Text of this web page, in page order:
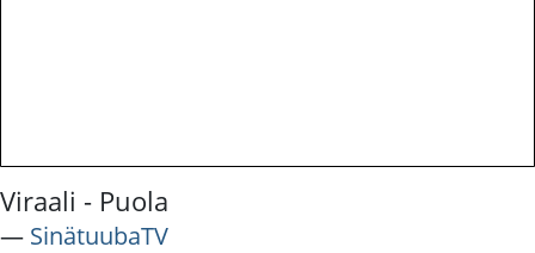
Viraali - Puola
― SinätuubaTV